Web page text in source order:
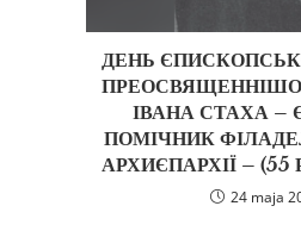
ДЕНЬ
ІВАНА СТАХА –
ПОМІЧНИК
АРХИЄПАРХІЇ –
24 maja